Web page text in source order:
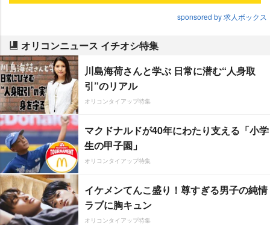
sponsored by 求人ボックス
オリコンニュース イチオシ特集
川島海荷さんと学ぶ 日常に潜む“人身取
引”のリアル
オリコンタイアップ特集
マクドナルドが40年にわたり支える「小学
生の甲子園」
オリコンタイアップ特集
イケメンてんこ盛り！尊すぎる男子の純情
ラブに胸キュン
オリコンタイアップ特集